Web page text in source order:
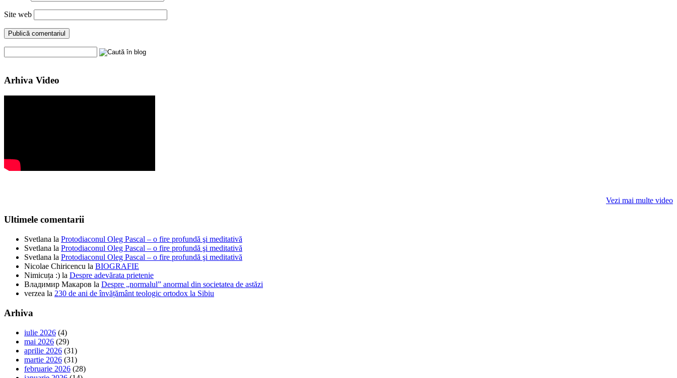
Site web
Arhiva Video
Vezi mai multe video
Ultimele comentarii
Svetlana la Protodiaconul Oleg Pascal – o fire profundă şi meditativă
Svetlana la Protodiaconul Oleg Pascal – o fire profundă şi meditativă
Svetlana la Protodiaconul Oleg Pascal – o fire profundă şi meditativă
Nicolae Chiricencu la BIOGRAFIE
Nimicuța :) la Despre adevărata prietenie
Владимир Макаров la Despre „normalul” anormal din societatea de astăzi
verzea la 230 de ani de învățământ teologic ortodox la Sibiu
Arhiva
iulie 2026 (4)
mai 2026 (29)
aprilie 2026 (31)
martie 2026 (31)
februarie 2026 (28)